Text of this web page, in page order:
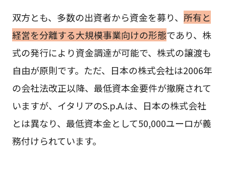
双方とも、多数の出資者から資金を募り、 所有と
経営を分離する大規模事業向けの形態であり、株
式の発行により資金調達が可能で、株式の譲渡も
自由が原則です。ただ、日本の株式会社は2006年
の会社法改正以降、最低資本金要件が撤廃されて
いますが、イタリアのS.p.A.は、日本の株式会社
とは異なり、最低資本金として50,000ユーロが義
務付けられています。